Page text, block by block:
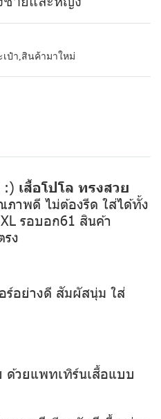
ป๋า,สินค้ามาใหม่
:) เสื้อโปโล ทรงสวย
าพดี ไม่ต้องรีด ใส่ได้ทั้ง
รอบอก61 สินค้า
ง
ร์อย่างดี สัมผัสนุ่ม ใส่
ด้วยแพทเทิร์นเสื้อแบบ